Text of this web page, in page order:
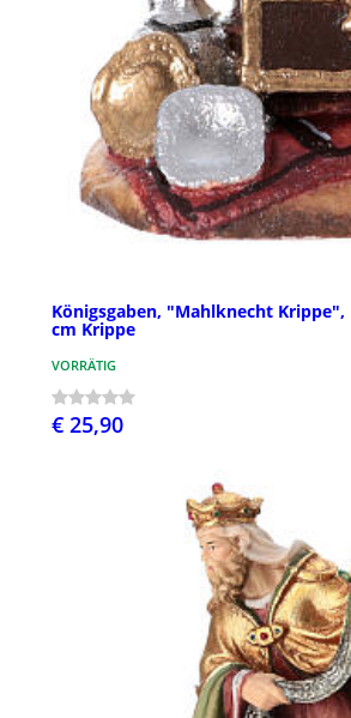
Königsgaben, "Mahlknecht
cm Krippe
VORRÄTIG
€ 25,90